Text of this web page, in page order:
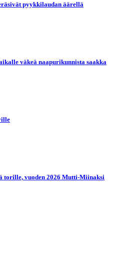
pyykkilaudan äärellä
väkeä naapurikunnista saakka
torille, vuoden 2026 Mutti-Miinaksi